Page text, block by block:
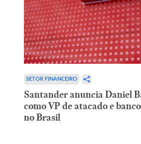
SETOR FINANCEIRO
Santander anuncia Daniel
como VP de atacado e
no Brasil